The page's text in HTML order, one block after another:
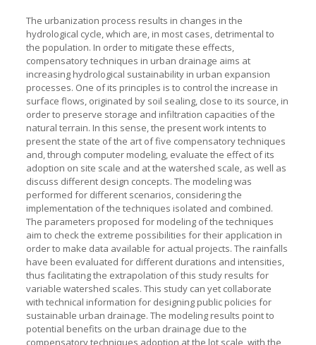
The urbanization process results in changes in the
hydrological cycle, which are, in most cases, detrimental to
the population. In order to mitigate these effects,
compensatory techniques in urban drainage aims at
increasing hydrological sustainability in urban expansion
processes. One of its principles is to control the increase in
surface flows, originated by soil sealing, close to its source, in
order to preserve storage and infiltration capacities of the
natural terrain. In this sense, the present work intents to
present the state of the art of five compensatory techniques
and, through computer modeling, evaluate the effect of its
adoption on site scale and at the watershed scale, as well as
discuss different design concepts. The modeling was
performed for different scenarios, considering the
implementation of the techniques isolated and combined.
The parameters proposed for modeling of the techniques
aim to check the extreme possibilities for their application in
order to make data available for actual projects. The rainfalls
have been evaluated for different durations and intensities,
thus facilitating the extrapolation of this study results for
variable watershed scales. This study can yet collaborate
with technical information for designing public policies for
sustainable urban drainage. The modeling results point to
potential benefits on the urban drainage due to the
compensatory techniques adoption at the lot scale, with the